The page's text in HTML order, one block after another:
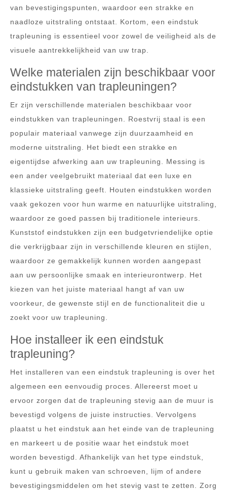
van bevestigingspunten, waardoor een strakke en
naadloze uitstraling ontstaat. Kortom, een eindstuk
trapleuning is essentieel voor zowel de veiligheid als de
visuele aantrekkelijkheid van uw trap.
Welke materialen zijn beschikbaar voor
eindstukken van trapleuningen?
Er zijn verschillende materialen beschikbaar voor
eindstukken van trapleuningen. Roestvrij staal is een
populair materiaal vanwege zijn duurzaamheid en
moderne uitstraling. Het biedt een strakke en
eigentijdse afwerking aan uw trapleuning. Messing is
een ander veelgebruikt materiaal dat een luxe en
klassieke uitstraling geeft. Houten eindstukken worden
vaak gekozen voor hun warme en natuurlijke uitstraling,
waardoor ze goed passen bij traditionele interieurs.
Kunststof eindstukken zijn een budgetvriendelijke optie
die verkrijgbaar zijn in verschillende kleuren en stijlen,
waardoor ze gemakkelijk kunnen worden aangepast
aan uw persoonlijke smaak en interieurontwerp. Het
kiezen van het juiste materiaal hangt af van uw
voorkeur, de gewenste stijl en de functionaliteit die u
zoekt voor uw trapleuning.
Hoe installeer ik een eindstuk
trapleuning?
Het installeren van een eindstuk trapleuning is over het
algemeen een eenvoudig proces. Allereerst moet u
ervoor zorgen dat de trapleuning stevig aan de muur is
bevestigd volgens de juiste instructies. Vervolgens
plaatst u het eindstuk aan het einde van de trapleuning
en markeert u de positie waar het eindstuk moet
worden bevestigd. Afhankelijk van het type eindstuk,
kunt u gebruik maken van schroeven, lijm of andere
bevestigingsmiddelen om het stevig vast te zetten. Zorg